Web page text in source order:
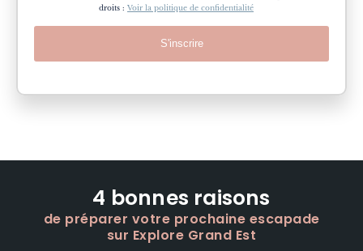
droits : Voir la politique de confidentialité
S'inscrire
4 bonnes raisons
de préparer votre prochaine escapade
sur Explore Grand Est